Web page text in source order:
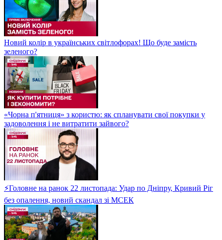
Новий колір в українських світлофорах! Що буде замість
зеленого?
«Чорна п'ятниця» з користю: як спланувати свої покупки у
задоволення і не витратити зайвого?
⚡Головне на ранок 22 листопада: Удар по Дніпру, Кривий Ріг
без опалення, новий скандал зі МСЕК